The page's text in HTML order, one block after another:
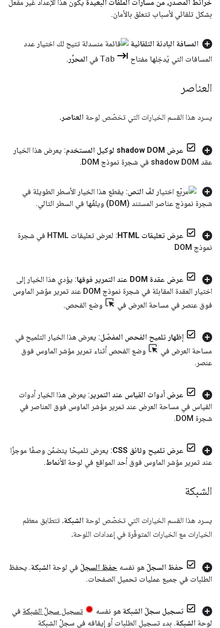
خرائط المصدر، من مسارات الملفات البعيدة يكون هذا الإعداد غير مفعَّل
بشكل تلقائي لأسباب تتعلق بالأمان.
المسافة البادئة التلقائية
تتيح لك اختيار عدد
المسافات التي يُدخِلها مفتاح
Tab في المحرِّر .
العناصر
يسرد هذا القسم الخيارات التي تخصّص لوحة العناصر .
عرض shadow DOM لوكيل المستخدم
: يعرض هذا الخيار
عقد shadow DOM في شجرة نموذج DOM
.
لفّ النص: يقطع هذا الخيار الأسطر الطويلة في
شجرة نموذج عناصر المستند (DOM) ويلفّها في السطر التالي
.
عرض تعليقات HTML
: لعرض تعليقات HTML في شجرة
نموذج DOM
عرض عقدة DOM عند التمرير فوقها
: يؤدي هذا الخيار إلى
اختيار العقدة المقابلة في شجرة نموذج DOM عند تمرير مؤشر الماوس
فوق عنصر في مساحة العرض في
وضع الفحص .
إظهار تلميح الفحص المفصّل: يعرض هذا الخيار التلميح في
مساحة العرض في
وضع الفحص أثناء تمرير مؤشر الماوس فوق
عنصر .
عرض أدوات القياس عند التمرير : يعرض هذا الخيار أدوات
القياس في مساحة العرض عند تمرير مؤشر الماوس فوق العناصر في
شجرة DOM
.
عرض تلميح وثائق CSS
: يعرض تلميحًا يتضمّن وصفًا موجزًا
عند تمرير مؤشر الماوس فوق أحد المواقع في لوحة الأنماط.
الشبكة
يسرد هذا القسم الخيارات التي تخصّص لوحة الشبكة. تتطابق معظم
الخيارات مع الخيارات المتوفّرة في إعدادات اللوحة.
حفظ السجلّ هو نفسه حفظ السجلّ في لوحة الشبكة. يحفظ
الطلبات في جميع عمليات تحميل الصفحات.
تسجيل سجلّ الشبكة هو نفسه تسجيل سجلّ الشبكة في
لوحة الشبكة. بدء تسجيل الطلبات أو إيقافه في سجلّ الشبكة